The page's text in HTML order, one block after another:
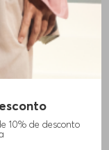
10% de desconto